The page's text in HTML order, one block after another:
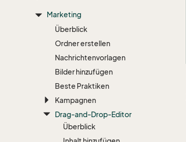
Marketing
Überblick
Ordner erstellen
Nachrichtenvorlagen
Bilder hinzufügen
Beste Praktiken
Kampagnen
Drag-and-Drop-Editor
Überblick